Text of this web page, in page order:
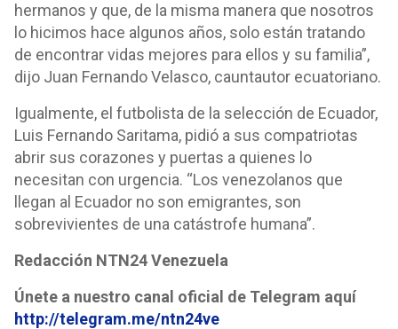
hermanos y que, de la misma manera que nosotros
lo hicimos hace algunos años, solo están tratando
de encontrar vidas mejores para ellos y su familia”,
dijo Juan Fernando Velasco, cauntautor ecuatoriano.
Igualmente, el futbolista de la selección de Ecuador,
Luis Fernando Saritama, pidió a sus compatriotas
abrir sus corazones y puertas a quienes lo
necesitan con urgencia. “Los venezolanos que
llegan al Ecuador no son emigrantes, son
sobrevivientes de una catástrofe humana”.
Redacción NTN24 Venezuela
Únete a nuestro canal oficial de Telegram aquí
http://telegram.me/ntn24ve